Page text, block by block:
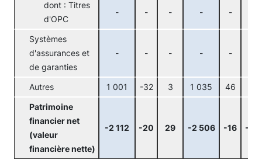
dont : Titres
d'OPC
- - - - -
Systèmes
d'assurances et
de garanties
- - - - -
Autres 1 001 -32 3 1 035 46
Patrimoine
financier net
(valeur
financière nette)
-2 112 -20 29 -2 506 -16 -81